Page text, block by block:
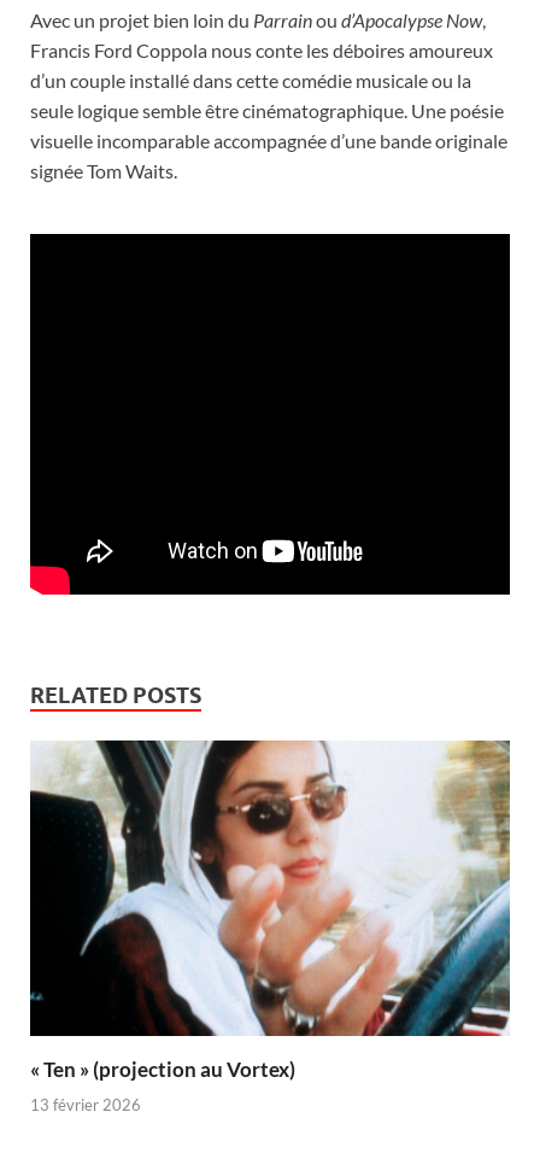
Avec un projet bien loin du Parrainou d’Apocalypse Now,
Francis Ford Coppola nous conte les déboires amoureux
d’un couple installé dans cette comédie musicale ou la
seule logique semble être cinématographique. Une poésie
visuelle incomparable accompagnée d’une bande originale
signée Tom Waits.
RELATED POSTS
« Ten » (projection au Vortex)
13 février 2026